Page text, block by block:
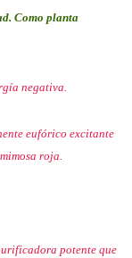
Como planta
negativa.
eufórico excitante
roja.
potente que